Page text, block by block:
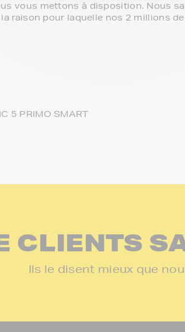
vous mettons à disposition. Nous
raison pour laquelle nos 2 millions
5 PRIMO SMART
CLIENTS
Ils le disent mieux que